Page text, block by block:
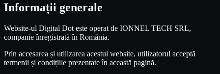
Informații generale
Website-ul Digital Dot este operat de IONNEL TECH SRL,
companie înregistrată în România.
Prin accesarea și utilizarea acestui website, utilizatorul acceptă
termenii și condițiile prezentate în această pagină.